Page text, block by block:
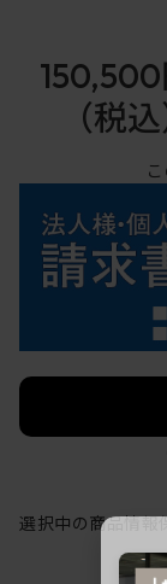
（税
選択中の商品情報